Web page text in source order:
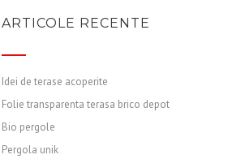
ARTICOLE RECENTE
Idei de terase acoperite
Folie transparenta terasa brico depot
Bio pergole
Pergola unik